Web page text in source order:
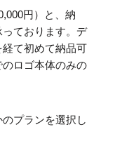
円）と、納
ております。デ
て初めて納品可
ロゴ本体のみの
プランを選択し